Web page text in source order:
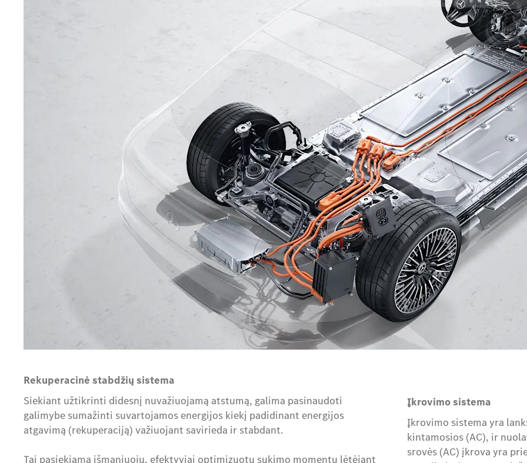
Rekuperacinė stabdžių sistema
Siekiant užtikrinti didesnį nuvažiuojamą atstumą, galima pasinaudoti
galimybe sumažinti suvartojamos energijos kiekį padidinant energijos
atgavimą (rekuperaciją) važiuojant savirieda ir stabdant.
Tai pasiekiama išmaniuoju, efektyviai optimizuotu sukimo momentų lėtėjant
Įkrovimo sistema
Įkrovimo sistema yra
kintamosios (AC), ir
srovės (AC) įkrova yra